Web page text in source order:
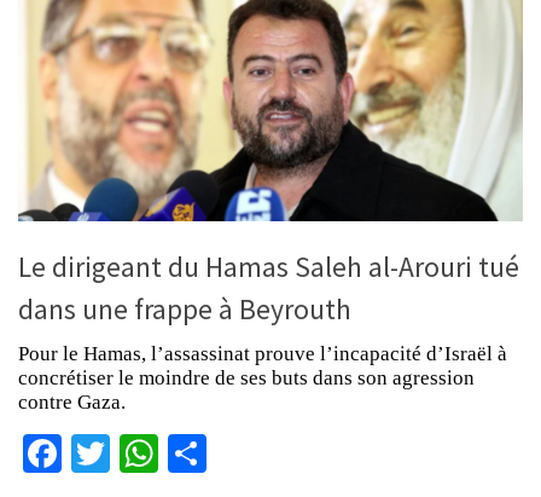
Le dirigeant du Hamas Saleh al-Arouri tué
dans une frappe à Beyrouth
Pour le Hamas, l’assassinat prouve l’incapacité d’Israël à
concrétiser le moindre de ses buts dans son agression
contre Gaza.
Facebook
TwitterWhatsApp